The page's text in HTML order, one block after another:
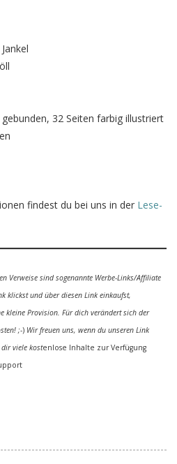
32 Seiten farbig illustriert
findest du bei uns in der Lese-
Verweise sind sogenannte Werbe-Links/Affiliate
klickst und über diesen Link einkaufst,
kleine Provision. Für dich verändert sich der
;-) Wir freuen uns, wenn du unseren Link
viele kostenlose Inhalte zur Verfügung